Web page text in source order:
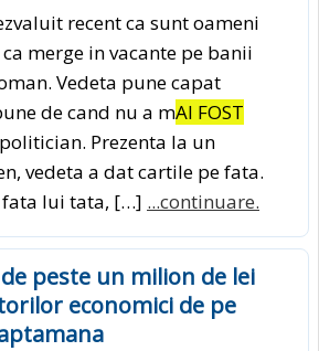
recent ca sunt oameni
merge in vacante pe banii
Vedeta pune capat
de cand nu a mAI FOST
Prezenta la un
vedeta a dat cartile pe fata.
fata lui tata, […] ...continuare.
peste un milion de lei
economici de pe